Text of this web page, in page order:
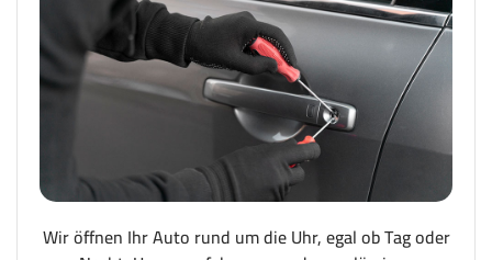
Wir öffnen Ihr Auto rund um die Uhr, egal ob Tag oder